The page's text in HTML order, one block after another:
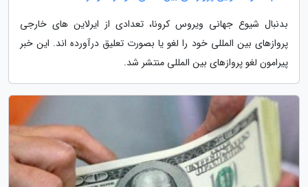
بدنبال شیوع جهانی ویروس کرونا، تعدادی از ایرلاین های خارجی
پروازهای بین المللی خود را لغو یا بصورت تعلیق درآورده اند. این خبر
پیرامون لغو پروازهای بین المللی منتشر شد.